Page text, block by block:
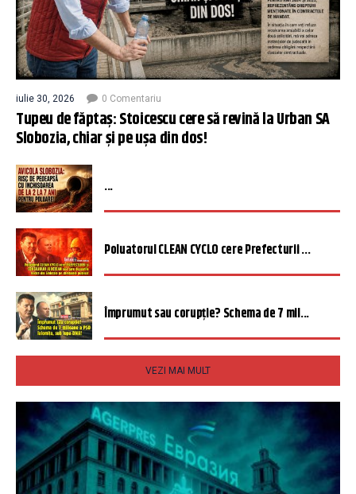
iulie 30, 2026 0 Comentariu
Tupeu de făptaș: Stoicescu cere să revină la Urban SA
Slobozia, chiar și pe ușa din dos!
...
Poluatorul CLEAN CYCLO cere Prefecturii ...
Împrumut sau corupție? Schema de 7 mil...
VEZI MAI MULT